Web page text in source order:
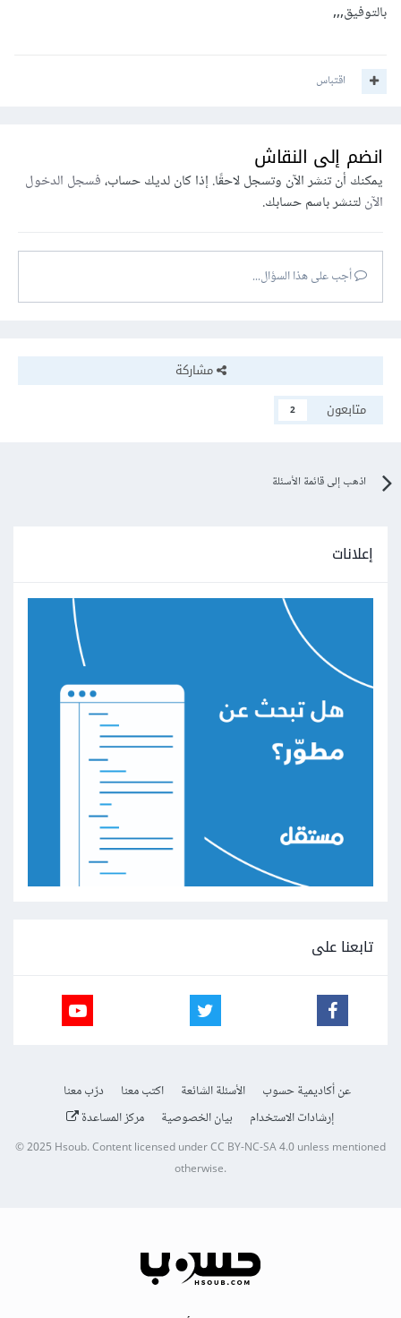
بالتوفيق,,,
اقتباس
انضم إلى النقاش
يمكنك أن تنشر الآن وتسجل لاحقًا. إذا كان لديك حساب،فسجل الدخول
الآنلتنشر باسم حسابك.
أجب على هذا السؤال...
مشاركة
متابعون
2
اذهب إلى قائمة الأسئلة
إعلانات
تابعنا على
عن أكاديمية حسوب الأسئلة الشائعة اكتب معنا
درّب معنا
إرشادات الاستخدام
بيان الخصوصية مركز المساعدة
© 2025Hsoub.Content licensed underCC BY-NC-SA 4.0unless mentioned
otherwise.